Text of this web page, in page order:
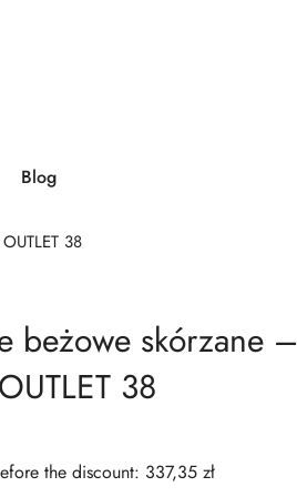
Blog
38
beżowe skórzane –
38
the discount: 337,35 zł